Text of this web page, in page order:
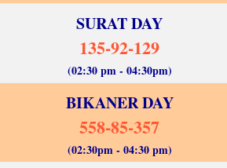
SURAT DAY
135-92-129
(02:30 pm - 04:30pm)
BIKANER DAY
558-85-357
(02:30pm - 04:30 pm)